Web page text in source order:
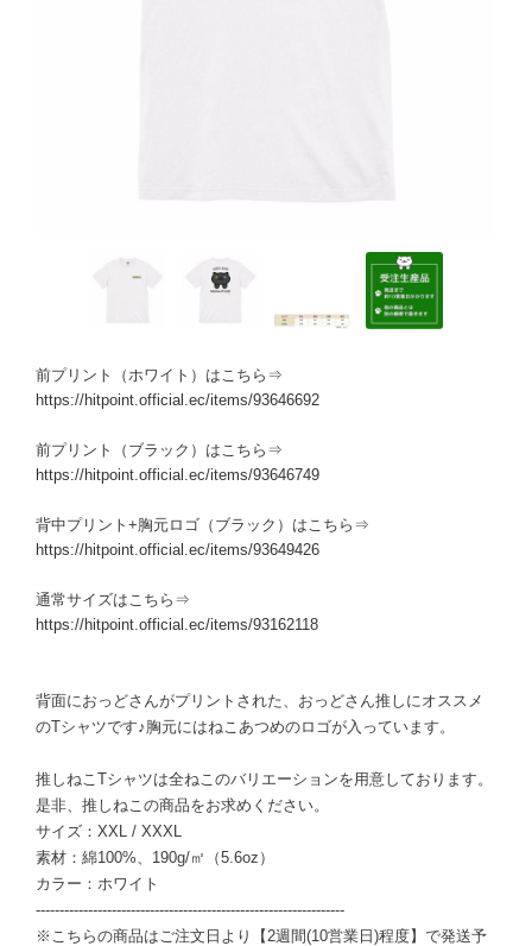
前プリント（ホワイト）はこちら⇒
https://hitpoint.official.ec/items/93646692
前プリント（ブラック）はこちら⇒
https://hitpoint.official.ec/items/93646749
背中プリント+胸元ロゴ（ブラック）はこちら⇒
https://hitpoint.official.ec/items/93649426
通常サイズはこちら⇒
https://hitpoint.official.ec/items/93162118
背面におっどさんがプリントされた、おっどさん推しにオススメ
のTシャツです♪胸元にはねこあつめのロゴが入っています。
推しねこTシャツは全ねこのバリエーションを用意しております。
是非、推しねこの商品をお求めください。
サイズ：XXL / XXXL
素材：綿100%、190g/㎡（5.6oz）
カラー：ホワイト
-----------------------------------------------------------------
※こちらの商品はご注文日より【2週間(10営業日)程度】で発送予